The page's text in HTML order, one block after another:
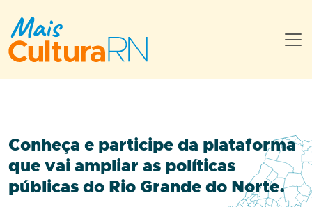
Ir para o menu principal
Ir para o conteúdo
Ir para o rodapé
Conheça e participe da plataforma
que vai ampliar as políticas
públicas do Rio Grande do Norte.